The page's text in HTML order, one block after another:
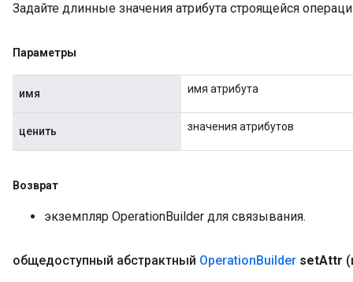
Задайте длинные значения атрибута строящейся
Параметры
имя имя атрибута
ценить значения атрибутов
Возврат
экземпляр OperationBuilder для связывания.
общедоступный абстрактный OperationBuilder setAttr